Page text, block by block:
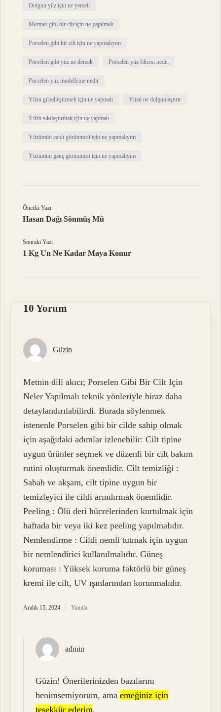
Dolgun yüz için ne yemeli
Mermer gibi bir cilt için ne yapılmalı
Porselen gibi bir cilt için ne yapmalıyım
Porselen gibi yüz ne demek Porselen yüz filtresi nedir
Porselen yüz modelleme nedir
Yüzu güzelleştirmek için ne yapmalı Yüzü ne dolgunlaştırır
Yüzü sıkılaştırmak için ne yapmalı
Yüzümün canlı görünmesi için ne yapmalıyım
Yüzümün genç görünmesi için ne yapmalıyım
Önceki Yazı
Hasan Dağı Sönmüş Mü
Sonraki Yazı
1 Kg Un Ne Kadar Maya Konur
10 Yorum
Güzin
Metnin dili akıcı; Porselen Gibi Bir Cilt Için
Neler Yapılmalı teknik yönleriyle biraz daha
detaylandırılabilirdi. Burada söylenmek
istenenle Porselen gibi bir cilde sahip olmak
için aşağıdaki adımlar izlenebilir: Cilt tipine
uygun ürünler seçmek ve düzenli bir cilt bakım
rutini oluşturmak önemlidir. Cilt temizliği :
Sabah ve akşam, cilt tipine uygun bir
temizleyici ile cildi arındırmak önemlidir.
Peeling : Ölü deri hücrelerinden kurtulmak için
haftada bir veya iki kez peeling yapılmalıdır.
Nemlendirme : Cildi nemli tutmak için uygun
bir nemlendirici kullanılmalıdır. Güneş
koruması : Yüksek koruma faktörlü bir güneş
kremi ile cilt, UV ışınlarından korunmalıdır.
Aralık 15, 2024 Yanıtla
admin
Güzin! Önerilerinizden bazılarını
benimsemiyorum, amaemeğiniz için
teşekkür ederim.